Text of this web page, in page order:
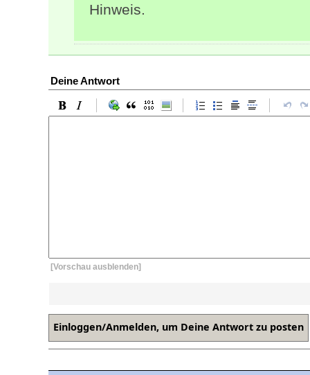
Hinweis.
Deine Antwort
[Vorschau ausblenden]